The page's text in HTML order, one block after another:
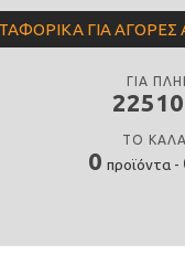
ΓΙΑ ΑΓΟΡΕΣ
ΓΙΑ
ΤΟ
0 προϊόντα -